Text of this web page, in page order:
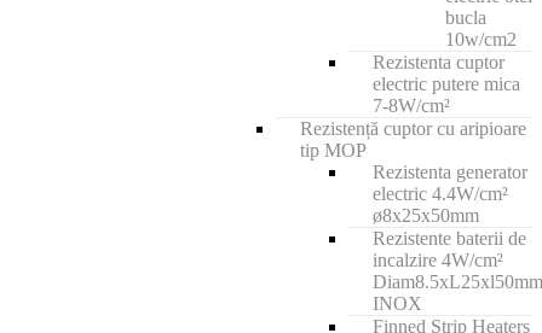
bucla
10w/cm2
Rezistenta cuptor
electric putere mica
7-8W/cm²
Rezistență cuptor cu aripioare
tip MOP
Rezistenta generator
electric 4.4W/cm²
ø8x25x50mm
Rezistente baterii de
incalzire 4W/cm²
Diam8.5xL25xl50mm
INOX
Finned Strip Heaters